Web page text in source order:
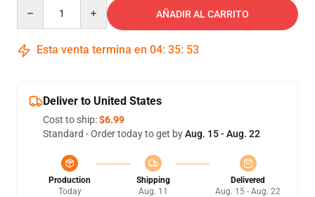
AÑADIR AL CARRITO
Esta venta termina en 04: 35: 52
Deliver to United States
Cost to ship:$6.99
Standard - Order today to get byAug. 15 - Aug. 22
Production
Today
Shipping
Aug. 11
Delivered
Aug. 15 - Aug. 22